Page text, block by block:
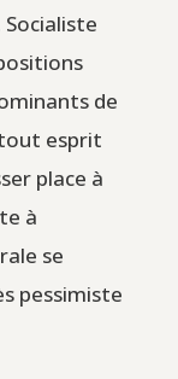
de
esprit
place à
à
se
pessimiste